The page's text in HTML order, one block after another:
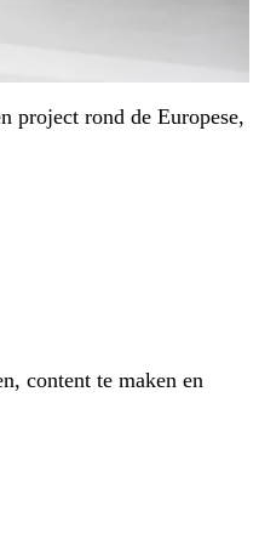
project rond de Europese,
content te maken en